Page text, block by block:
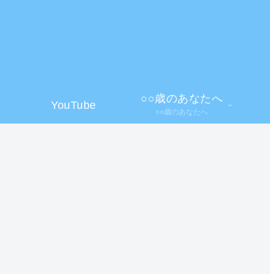
YouTube
○○歳のあなたへ
○○歳のあなたへ